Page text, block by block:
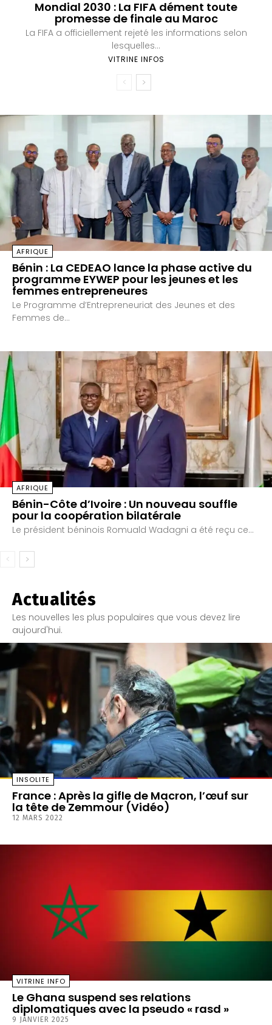
Mondial 2030 : La FIFA dément toute
promesse de finale au Maroc
La FIFA a officiellement rejeté les informations selon
lesquelles...
VITRINE INFOS
AFRIQUE
Bénin : La CEDEAO lance la phase active du
programme EYWEP pour les jeunes et les
femmes entrepreneures
‎Le Programme d’Entrepreneuriat des Jeunes et des
Femmes de...
AFRIQUE
Bénin-Côte d’Ivoire : Un nouveau souffle
pour la coopération bilatérale
‎Le président béninois Romuald Wadagni a été reçu ce...
Actualités
Les nouvelles les plus populaires que vous devez lire
aujourd'hui.
INSOLITE
France : Après la gifle de Macron, l’œuf sur
la tête de Zemmour (Vidéo)
12 MARS 2022
VITRINE INFO
Le Ghana suspend ses relations
diplomatiques avec la pseudo « rasd »
9 JANVIER 2025